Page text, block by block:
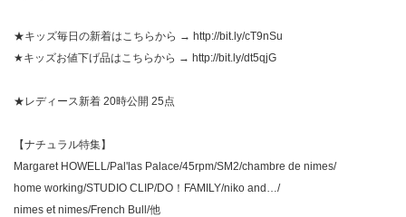
★キッズ毎日の新着はこちらから → http://bit.ly/cT9nSu
★キッズお値下げ品はこちらから → http://bit.ly/dt5qjG
★レディース新着 20時公開 25点
【ナチュラル特集】
Margaret HOWELL/Pal'las Palace/45rpm/SM2/chambre de nimes/
home working/STUDIO CLIP/DO！FAMILY/niko and…/
nimes et nimes/French Bull/他